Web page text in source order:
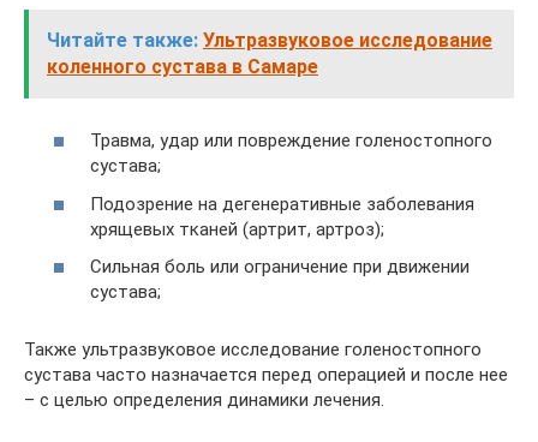
Читайте также: Ультразвуковое исследование
коленного сустава в Самаре
Травма, удар или повреждение голеностопного
сустава;
Подозрение на дегенеративные заболевания
хрящевых тканей (артрит, артроз);
Сильная боль или ограничение при движении
сустава;
Также ультразвуковое исследование голеностопного
сустава часто назначается перед операцией и после нее
– с целью определения динамики лечения.